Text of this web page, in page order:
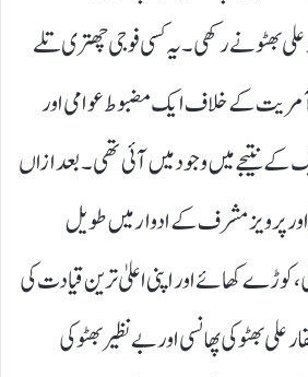
علی بھٹو نے رکھی۔ یہ کسی فوجی چھتری تلے
کے خلاف ایک مضبوط عوامی اور
کے نتیجے میں وجود میں آئی تھی۔ بعد ازاں
اور پرویز مشرف کے ادوار میں طویل
کوڑے کھائے اور اپنی اعلیٰ ترین قیادت کی
علی بھٹو کی پھانسی اور بے نظیر بھٹو کی